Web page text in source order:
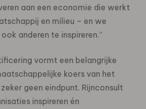
aan een economie die werkt
en milieu – en we
anderen te inspireren.”
vormt een belangrijke
koers van het
geen eindpunt. Rijnconsult
inspireren én